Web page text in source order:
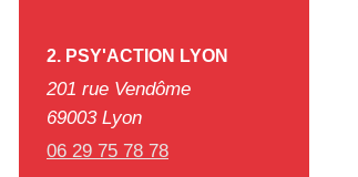
2. PSY'ACTION LYON
201 rue Vendôme
69003 Lyon
06 29 75 78 78